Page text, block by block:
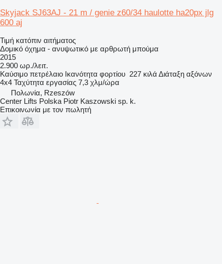
Skyjack SJ63AJ - 21 m / genie z60/34 haulotte ha20px jlg
600 aj
Τιμή κατόπιν αιτήματος
Δομικό όχημα - ανυψωτικό με αρθρωτή μπούμα
2015
2.900 ωρ./λειτ.
Καύσιμο πετρέλαιο Ικανότητα φορτίου 227 κιλά Διάταξη αξόνων
4x4 Ταχύτητα εργασίας 7,3 χλμ/ώρα
Πολωνία, Rzeszów
Center Lifts Polska Piotr Kaszowski sp. k.
Επικοινωνία με τον πωλητή